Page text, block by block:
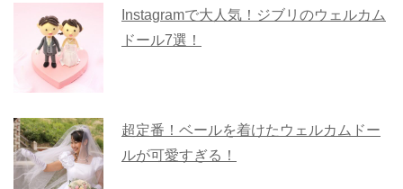
Instagramで大人気！ジブリのウェルカム
ドール7選！
超定番！ベールを着けたウェルカムドー
ルが可愛すぎる！